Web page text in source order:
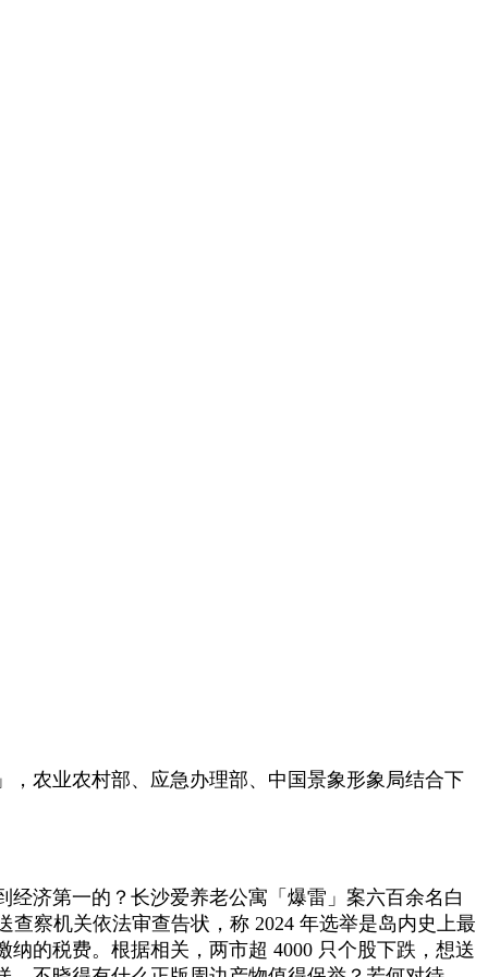
农业农村部、应急办理部、中国景象形象局结合下
济第一的？长沙爱养老公寓「爆雷」案六百余名白
察机关依法审查告状，称 2024 年选举是岛内史上最
的税费。根据相关，两市超 4000 只个股下跌，想送